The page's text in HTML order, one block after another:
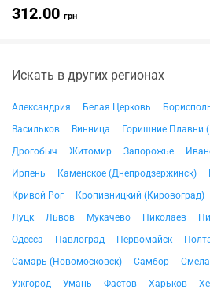
312.00 грн
Искать в других регионах
Александрия Белая Церковь
Васильков
Винница Горишние Плавни
Дрогобыч
Житомир Запорожье
Ирпень
Каменское (Днепродзержинск)
Кривой Рог
Кропивницкий (Кировоград)
Луцк
Львов Мукачево Николаев
Одесса
Павлоград Первомайск
Самарь (Новомосковск)
Самбор Смела
Ужгород
Умань Фастов Харьков